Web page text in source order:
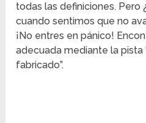
todas las definiciones. Pero
cuando sentimos que no
¡No entres en pánico!
adecuada mediante la pista
fabricado”.